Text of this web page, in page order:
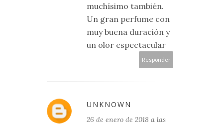
muchísimo también.
Un gran perfume con
muy buena duración y
un olor espectacular
Responder
UNKNOWN
26 de enero de 2018 a las